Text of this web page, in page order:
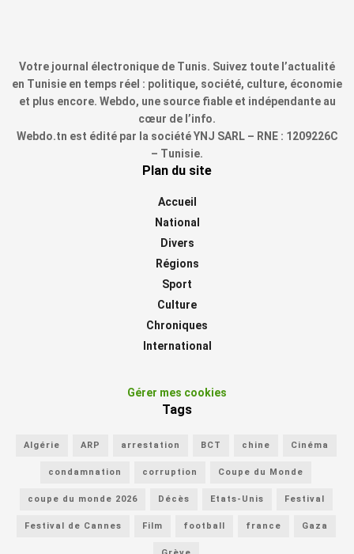
Votre journal électronique de Tunis. Suivez toute l’actualité
en Tunisie en temps réel : politique, société, culture, économie
et plus encore. Webdo, une source fiable et indépendante au
cœur de l’info.
Webdo.tn est édité par la société YNJ SARL – RNE : 1209226C
– Tunisie.
Plan du site
Accueil
National
Divers
Régions
Sport
Culture
Chroniques
International
Gérer mes cookies
Tags
Algérie ARP arrestation BCT chine Cinéma
condamnation corruption Coupe du Monde
coupe du monde 2026 Décès Etats-Unis Festival
Festival de Cannes Film football france Gaza